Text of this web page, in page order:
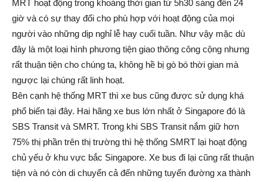
MRT hoạt động trong khoảng thời gian từ 5h30 sáng đến 24
giờ và có sự thay đổi cho phù hợp với hoạt động của mọi
người vào những dịp nghỉ lễ hay cuối tuần. Như vậy mặc dù
đây là một loại hình phương tiện giao thông công cộng nhưng
rất thuận tiện cho chúng ta, không hề bị gò bó thời gian mà
ngược lại chúng rất linh hoạt.
Bên cạnh hệ thống MRT thì xe bus cũng được sử dụng khá
phổ biến tại đây. Hai hãng xe bus lớn nhất ở Singapore đó là
SBS Transit và SMRT. Trong khi SBS Transit nắm giữ hơn
75% thị phần trên thị trường thì hệ thống SMRT lại hoạt động
chủ yếu ở khu vực bắc Singapore. Xe bus đi lại cũng rất thuận
tiện và nó còn di chuyển cả đến những tuyến đường xa thành